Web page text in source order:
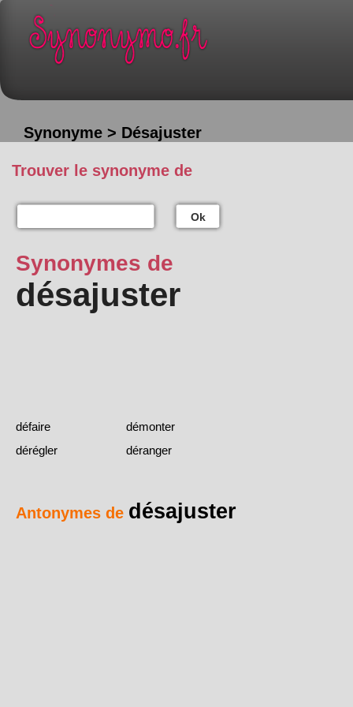
Synonyme > Désajuster
Trouver le synonyme de
Ok
Synonymes de
désajuster
défaire
démonter
dérégler
déranger
Antonymes de désajuster